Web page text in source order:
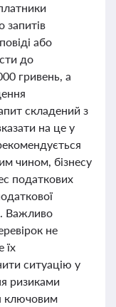
запитів
або
до
гривень, а
складений з
на це у
чином, бізнесу
податкових
Важливо
не
їх
ситуацію у
ризиками
ключовим